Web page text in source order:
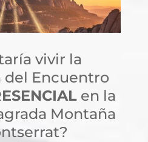
vivir la
del Encuentro
en la
Montaña